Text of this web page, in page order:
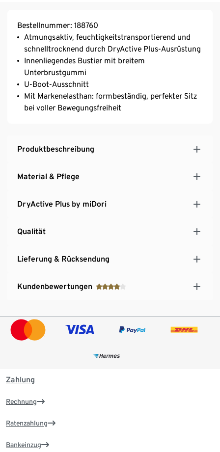
Bestellnummer: 188760
Atmungsaktiv, feuchtigkeitstransportierend und
schnelltrocknend durch DryActive Plus-Ausrüstung
Innenliegendes Bustier mit breitem
Unterbrustgummi
U-Boot-Ausschnitt
Mit Markenelasthan: formbeständig, perfekter Sitz
bei voller Bewegungsfreiheit
Produktbeschreibung
Material & Pflege
DryActive Plus by miDori
Qualität
Lieferung & Rücksendung
Kundenbewertungen
Zahlung
Rechnung
Ratenzahlung
Bankeinzug